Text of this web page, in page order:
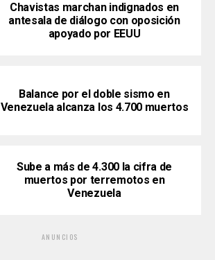
Chavistas marchan indignados en
antesala de diálogo con oposición
apoyado por EEUU
Balance por el doble sismo en
Venezuela alcanza los 4.700 muertos
Sube a más de 4.300 la cifra de
muertos por terremotos en
Venezuela
ANUNCIOS